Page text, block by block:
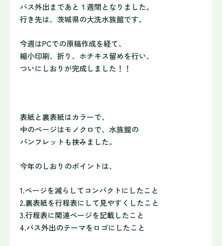
バス外出まであと１週間となりました。
行き先は、茨城県の大洗水族館です。
今週はPCでの原稿作成を経て、
縮小印刷、折り、ホチキス留めを行い、
ついにしおりが完成しました！！
表紙と裏表紙はカラーで、
中のページはモノクロで、水族館の
パンフレットも挟みました。
今年のしおりのポイントは、
1.ページを減らしてコンパクトにしたこと
2.裏表紙を行程表にして見やすくしたこと
3.行程表に関連ページを記載したこと
4.バス外出のテーマをロゴにしたこと